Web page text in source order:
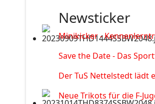
Newsticker
Minikicker -
Save the Date - Das
Der TuS Nettelstedt lädt
Neue Trikots für die F-